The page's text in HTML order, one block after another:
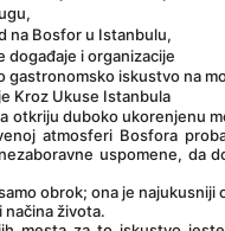
na Bosfor u Istanbulu,
događaje i organizacije
gastronomsko iskustvo na
Kroz Ukuse Istanbula
otkriju duboko ukorenjenu
atmosferi Bosfora
uspomene, da
obrok; ona je najukusniji
načina života.